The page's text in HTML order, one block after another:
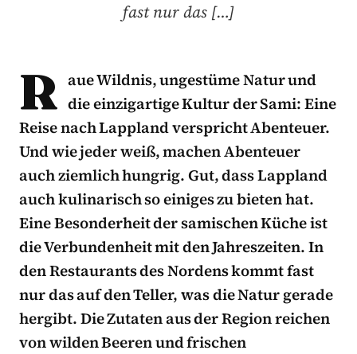
fast nur das […]
R aue Wildnis, ungestüme Natur und
die einzigartige Kultur der Sami: Eine
Reise nach Lappland verspricht Abenteuer.
Und wie jeder weiß, machen Abenteuer
auch ziemlich hungrig. Gut, dass Lappland
auch kulinarisch so einiges zu bieten hat.
Eine Besonderheit der samischen Küche ist
die Verbundenheit mit den Jahreszeiten. In
den Restaurants des Nordens kommt fast
nur das auf den Teller, was die Natur gerade
hergibt. Die Zutaten aus der Region reichen
von wilden Beeren und frischen